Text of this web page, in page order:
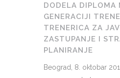
DODELA DIPLOMA
GENERACIJI
TRENERICA ZA
ZASTUPANJE I
PLANIRANJE
Beograd, 8. oktobar